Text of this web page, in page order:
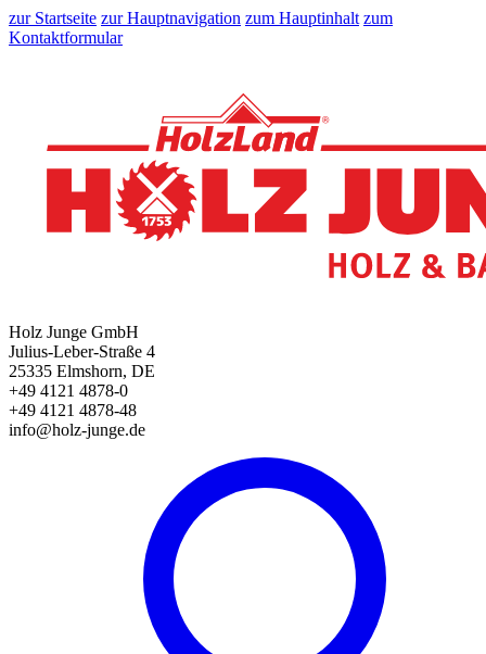
zur Startseite zur Hauptnavigation zum Hauptinhalt zum
Kontaktformular
Holz Junge GmbH
Julius-Leber-Straße 4
25335 Elmshorn, DE
+49 4121 4878-0
+49 4121 4878-48
info@holz-junge.de